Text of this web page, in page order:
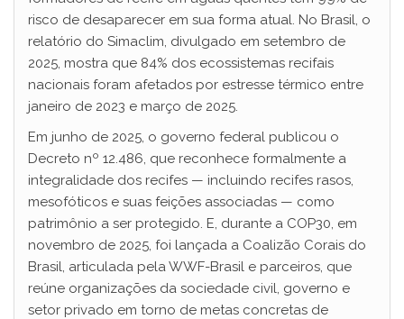
risco de desaparecer em sua forma atual. No Brasil, o
relatório do Simaclim, divulgado em setembro de
2025, mostra que 84% dos ecossistemas recifais
nacionais foram afetados por estresse térmico entre
janeiro de 2023 e março de 2025.
Em junho de 2025, o governo federal publicou o
Decreto nº 12.486, que reconhece formalmente a
integralidade dos recifes — incluindo recifes rasos,
mesofóticos e suas feições associadas — como
patrimônio a ser protegido. E, durante a COP30, em
novembro de 2025, foi lançada a Coalizão Corais do
Brasil, articulada pela WWF-Brasil e parceiros, que
reúne organizações da sociedade civil, governo e
setor privado em torno de metas concretas de